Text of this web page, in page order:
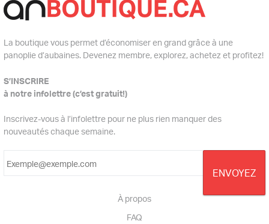
La boutique vous permet d’économiser en grand grâce à une
panoplie d’aubaines. Devenez membre, explorez, achetez et profitez!
S’INSCRIRE
à notre infolettre (c’est gratuit!)
Inscrivez-vous à l’infolettre pour ne plus rien manquer des
nouveautés chaque semaine.
À propos
FAQ